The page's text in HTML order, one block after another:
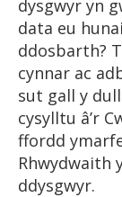
dysgwyr yn
data eu
ddosbarth?
cynnar ac
sut gall y
cysylltu â’r
ffordd
Rhwydwaith
ddysgwyr.